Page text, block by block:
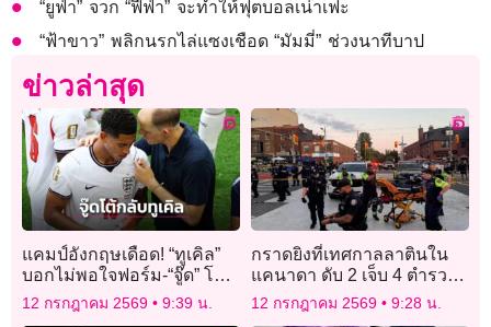
“ยูฟ่า” จวก “ฟีฟ่า” จะทำให้ฟุตบอลเน่าเฟะ
“ฟ้าขาว” พลิกนรกไล่แซงเชือด “มัมมี่” ช่วงนาทีบาป
ข่าวล่าสุด
แคมป์อังกฤษเดือด! “ทูเคิล”
บอกไม่พอใจฟอร์ม-“จู๊ด” โต้
กลับคงไม่รู้ว่าการเล่นใน
สภาพแบบนี้มันเป็นยังไง
12 กรกฎาคม 2569 9:39 น.
กราดยิงที่เทศกาลลาตินใน
แคนาดา ดับ 2 เจ็บ 4 ตำรวจ
เร่งล่าตัวมือปืน
12 กรกฎาคม 2569 9:28 น.